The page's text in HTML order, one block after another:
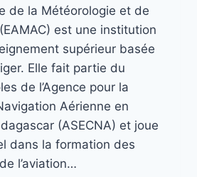
de la Météorologie et de
est une institution
supérieur basée
Elle fait partie du
de l’Agence pour la
Aérienne en
(ASECNA) et joue
dans la formation des
l’aviation…